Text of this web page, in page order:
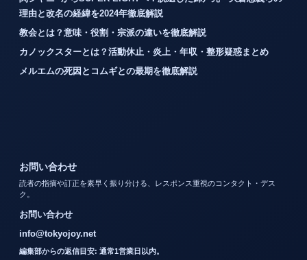
理由と改名の経緯を2024年徹底解説
教会とは？意味・役割・宗派の違いを徹底解説
カノックスターとは？活動休止・炎上・年収・整形疑惑まとめ
メルエムの死因とコムギとの最期を徹底解説
お問い合わせ
読者の指摘や訂正を素早く振り分ける、レスポンス重視のコンタクト・デス
ク。
お問い合わせ
info@tokyojoy.net
編集部からの返信目安: 通常1営業日以内。